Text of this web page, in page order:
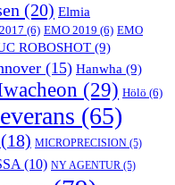
(20) Elmia
(6) EMO 2019 (6) EMO
ROBOSHOT (9)
(15) Hanwha (9)
(29) Hölö (6)
(65)
(18) MICROPRECISION (5)
(10) NY AGENTUR (5)